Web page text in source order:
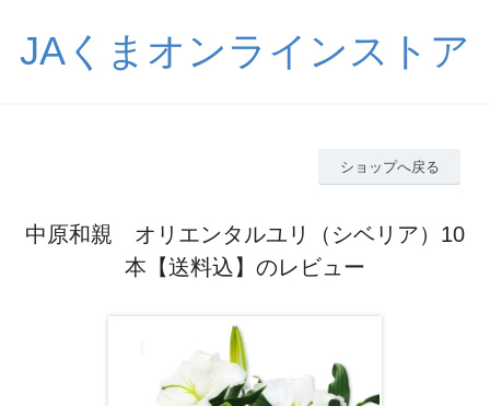
JAくまオンラインストア
ショップへ戻る
中原和親 オリエンタルユリ（シベリア）10
本【送料込】のレビュー